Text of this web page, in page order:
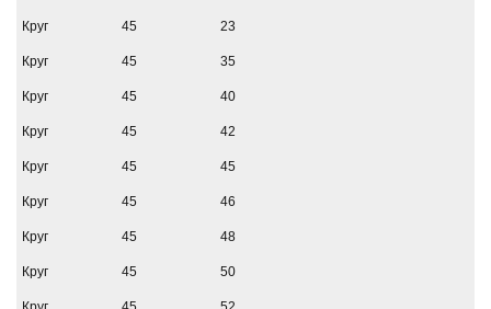
Круг 45 23
Круг 45 35
Круг 45 40
Круг 45 42
Круг 45 45
Круг 45 46
Круг 45 48
Круг 45 50